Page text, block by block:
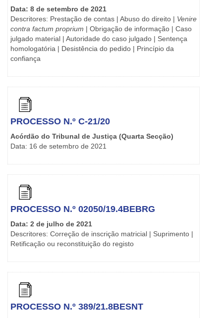
Data: 8 de setembro de 2021
Descritores: Prestação de contas | Abuso do direito | Venire
contra factum proprium | Obrigação de informação | Caso
julgado material | Autoridade do caso julgado | Sentença
homologatória | Desistência do pedido | Princípio da
confiança
PROCESSO N.º C-21/20
Acórdão do Tribunal de Justiça (Quarta Secção)
Data: 16 de setembro de 2021
PROCESSO N.º 02050/19.4BEBRG
Data: 2 de julho de 2021
Descritores: Correção de inscrição matricial | Suprimento |
Retificação ou reconstituição do registo
PROCESSO N.º 389/21.8BESNT